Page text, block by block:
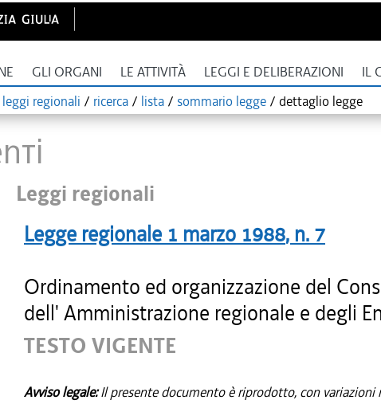
GLI ORGANI LE ATTIVITÀ LEGGI E DELIBERAZIONI IL
leggi regionali / ricerca / lista / sommario legge / dettaglio legge
Leggi regionali
Legge regionale 1 marzo 1988, n. 7
Ordinamento ed organizzazione del
dell' Amministrazione regionale e degli
TESTO VIGENTE
Avviso legale:Il presente documento è riprodotto, con variazioni